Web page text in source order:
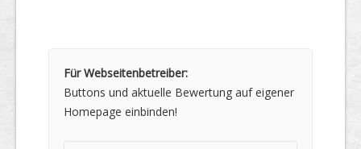
Für Webseitenbetreiber:
Buttons und aktuelle Bewertung auf eigener
Homepage einbinden!